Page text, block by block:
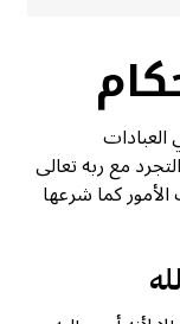
العبادات
مع ربه تعالى
الأمور كما شرعها